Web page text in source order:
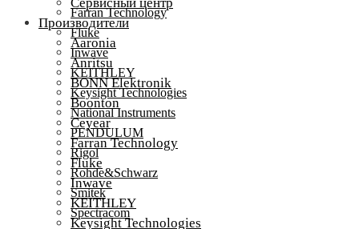
Farran Technology
Fluke
Inwave
KEITHLEY
Keysight Technologies
National Instruments
PENDULUM
Rigol
Rohde&Schwarz
Smitek
Spectracom
Производители
Aaronia
Anritsu
BONN Elektronik
Boonton
Ceyear
Farran Technology
Fluke
Inwave
KEITHLEY
Keysight Technologies